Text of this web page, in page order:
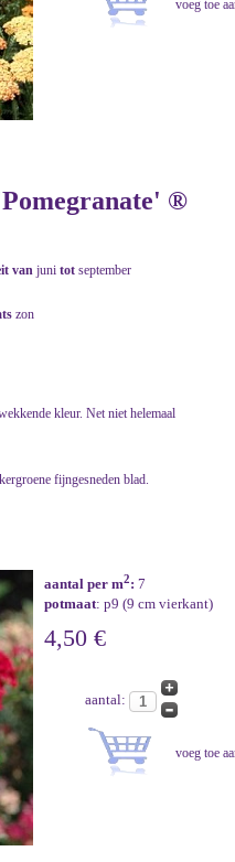
®
van juni tot september
zon
kleur. Net niet helemaal
fijngesneden blad.
aantal per m2: 7
potmaat: p9 (9 cm vierkant)
4,50 €
aantal: